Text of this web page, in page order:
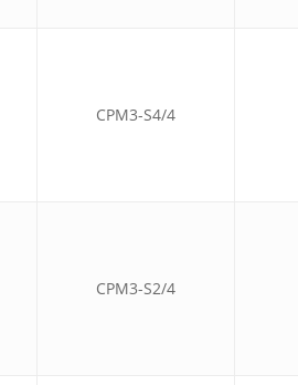
CPM3-S4/4
CPM3-S2/4